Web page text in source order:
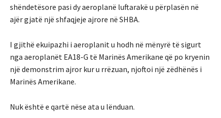
shëndetësore pasi dy aeroplanë luftarakë u përplasën në
ajër gjatë një shfaqjeje ajrore në SHBA.
I gjithë ekuipazhi i aeroplanit u hodh në mënyrë të sigurt
nga aeroplanët EA18-G të Marinës Amerikane që po kryenin
një demonstrim ajror kur u rrëzuan, njoftoi një zëdhënës i
Marinës Amerikane.
Nuk është e qartë nëse ata u lënduan.